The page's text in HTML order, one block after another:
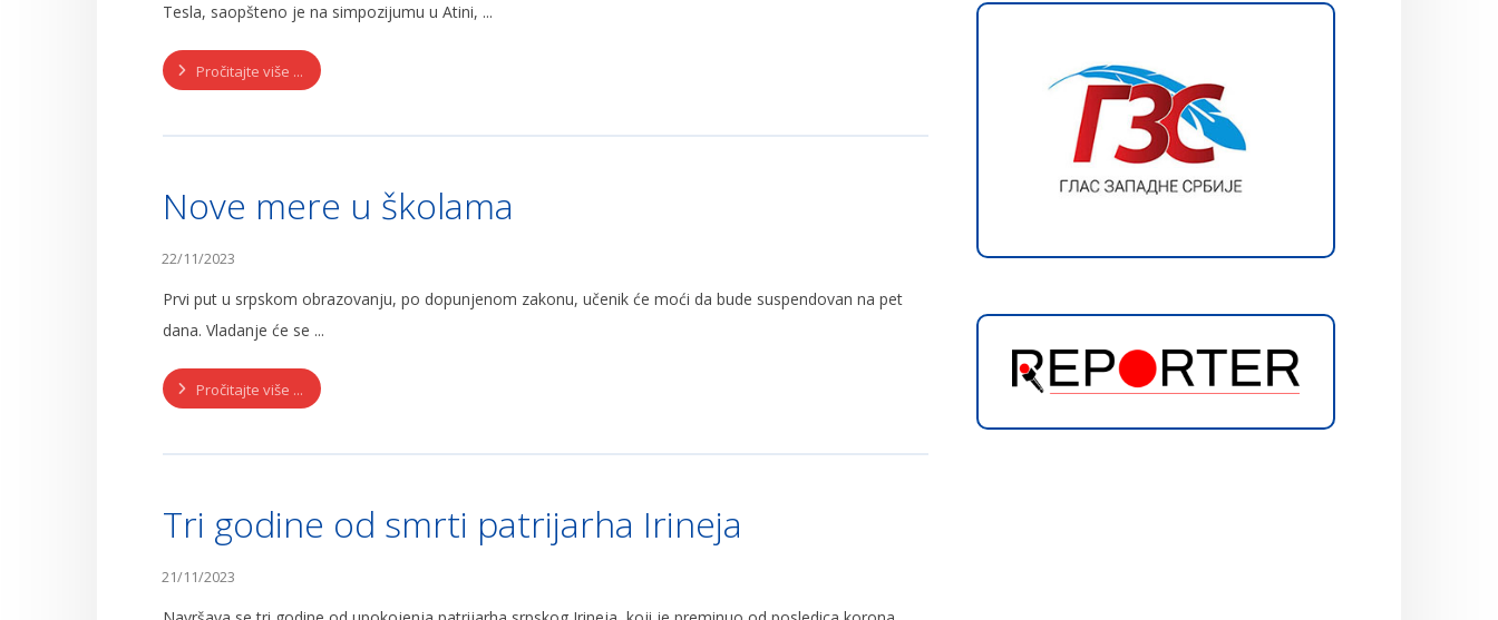
Tesla, saopšteno je na simpozijumu u Atini, ...
Pročitajte više ...
Nove mere u školama
22/11/2023
Prvi put u srpskom obrazovanju, po dopunjenom zakonu, učenik će moći da bude suspendovan na pet
dana. Vladanje će se ...
Pročitajte više ...
Tri godine od smrti patrijarha Irineja
21/11/2023